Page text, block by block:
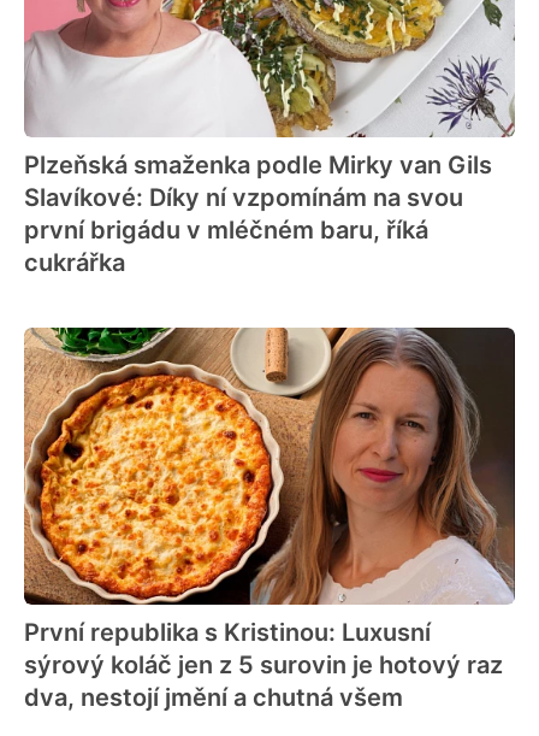
Plzeňská smaženka podle Mirky van Gils
Slavíkové: Díky ní vzpomínám na svou
první brigádu v mléčném baru, říká
cukrářka
První republika s Kristinou: Luxusní
sýrový koláč jen z 5 surovin je hotový raz
dva, nestojí jmění a chutná všem